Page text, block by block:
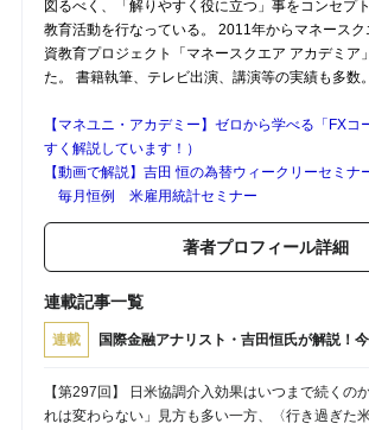
図るべく、「解りやすく役に立つ」事をコンセプ
教育活動を行なっている。 2011年からマネース
資教育プロジェクト「マネースクエア アカデミア
た。 書籍執筆、テレビ出演、講演等の実績も多数。
【マネユニ・アカデミー】ゼロから学べる「FXコ
すく解説しています！）
【動画で解説】吉田 恒の為替ウィークリーセミナ
毎月恒例 米雇用統計セミナー
著者プロフィール詳細
連載記事一覧
連載 国際金融アナリスト・吉田恒氏が解説！
【第297回】 日米協調介入効果はいつまで続くの
れは変わらない」見方も多い一方、〈行き過ぎた